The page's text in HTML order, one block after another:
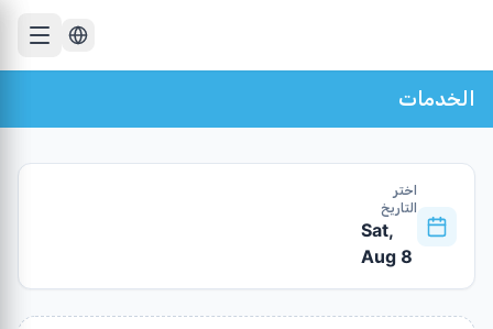
الخدمات
اختر
التاريخ
Sat,
Aug 8